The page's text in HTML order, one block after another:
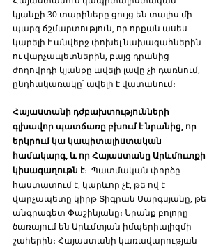
կյանքի 30 տարիները ցույց են տալիս մի
պարզ ճշմարտություն, որ որքան ասես
կարելի է անվերջ փոխել նախագահներին
ու վարչապետներին, բայց դրանից
ժողովրդի կյանքը ավելի լավը չի դառնում,
ընդհակառակը՝ ավելի է վատանում։
Հայաստանի դժբախտությունների
գլխավոր պատճառը բխում է նրանից, որ
երկրում կա կապիտալիստական
համակարգ, և որ Հայաստանը Արևմուտքի
կիսագաղութն է։  Պատմական փորձը
հաստատում է, կարևոր չէ, թե ով է
վարչապետը կիրթ Տիգրան Սարգսյանը, թե
անգրագետ Փաշինյանը։ Նրանք բոլորը
ծառայում են Արևմտյան իմպերիալիզմի
շահերին։ Հայաստանի կառավարության